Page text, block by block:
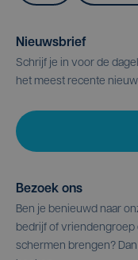
Nieuwsbrief
Schrijf je in voor de
het meest recente
Bezoek ons
Ben je benieuwd naar
bedrijf of vriendengroep
schermen brengen?